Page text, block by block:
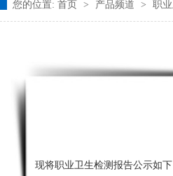
您的位置: 首页 > 产品频道 > 职
现将职业卫生检测报告公示如下